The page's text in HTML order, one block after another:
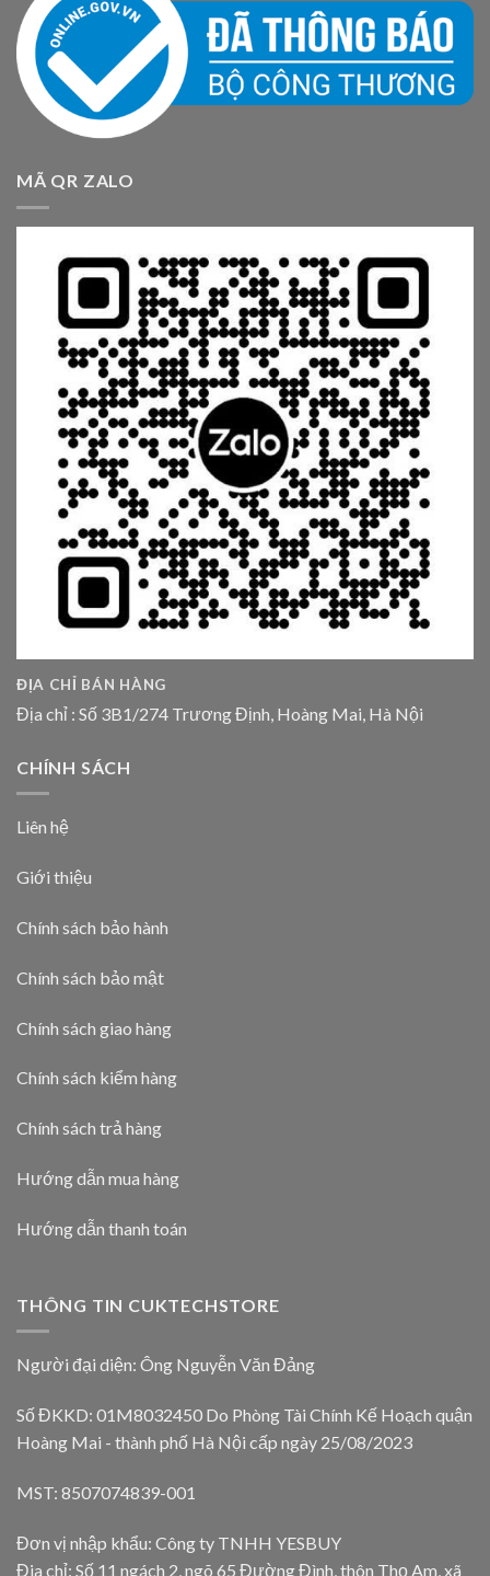
MÃ QR ZALO
ĐỊA CHỈ BÁN HÀNG
Địa chỉ : Số 3B1/274 Trương Định, Hoàng Mai, Hà Nội
CHÍNH SÁCH
Liên hệ
Giới thiệu
Chính sách bảo hành
Chính sách bảo mật
Chính sách giao hàng
Chính sách kiểm hàng
Chính sách trả hàng
Hướng dẫn mua hàng
Hướng dẫn thanh toán
THÔNG TIN CUKTECHSTORE
Người đại diện: Ông Nguyễn Văn Đảng
Số ĐKKD: 01M8032450 Do Phòng Tài Chính Kế Hoạch quận
Hoàng Mai - thành phố Hà Nội cấp ngày 25/08/2023
MST: 8507074839-001
Đơn vị nhập khẩu: Công ty TNHH YESBUY
Đia chỉ: Số 11 ngách 2, ngõ 65 Đường Đình, thôn Thọ Am, xã